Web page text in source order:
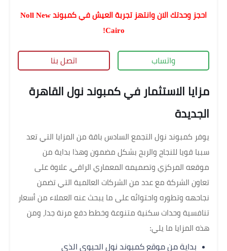
احجز وحدتك الان وانتهز تجربة العيش في كمبوند Noll New
Cairo!
واتساب اتصل بنا
مزايا الاستثمار في كمبوند نول القاهرة
الجديدة
يوفر كمبوند نول التجمع السادس باقة من المزايا التي تعد
سببا قويا للنجاح والربح بشكل مضمون وهذا بداية من
موقعه المركزي وتصميمه المعماري الراقي، علاوة على
تعاون الشركة مع عدد من الشركات العالمية التي تضمن
نجاحهه وتطوره واحتوائه على ما يبحث عنه العملاء من أسعار
تنافسية وحدات سكنية متنوعة وخطط دفع مرنة جدا، ومن
هذه المزايا ما يلي:
بداية من موقع كمبوند نول الحيوي الذي